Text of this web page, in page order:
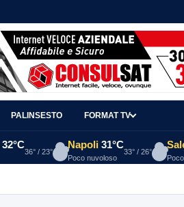
PALINSESTO FORMAT TV
32°C
36° / 23°
Napoli 31°C
Poco nuvoloso
33° / 26°